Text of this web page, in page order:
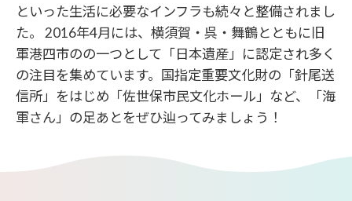
といった生活に必要なインフラも続々と整備されまし
た。 2016年4月には、横須賀・呉・舞鶴とともに旧
軍港四市のの一つとして「日本遺産」に認定され多く
の注目を集めています。国指定重要文化財の「針尾送
信所」をはじめ「佐世保市民文化ホール」など、「海
軍さん」の足あとをぜひ辿ってみましょう！